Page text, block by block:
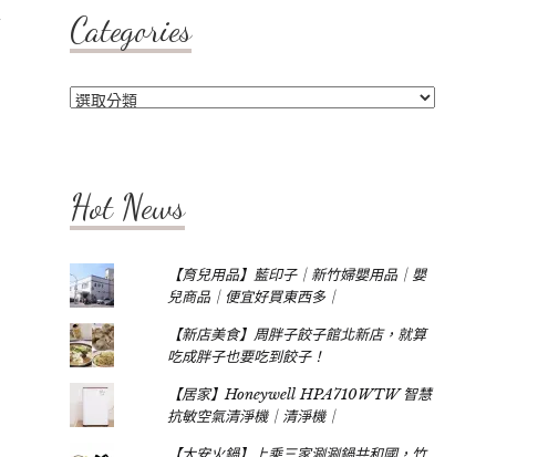
Categories
Categories
Hot News
【育兒用品】藍印子｜新竹婦嬰用品｜嬰
兒商品｜便宜好買東西多｜
【新店美食】周胖子餃子館北新店，就算
吃成胖子也要吃到餃子！
【居家】Honeywell HPA710WTW 智慧
抗敏空氣清淨機｜清淨機｜